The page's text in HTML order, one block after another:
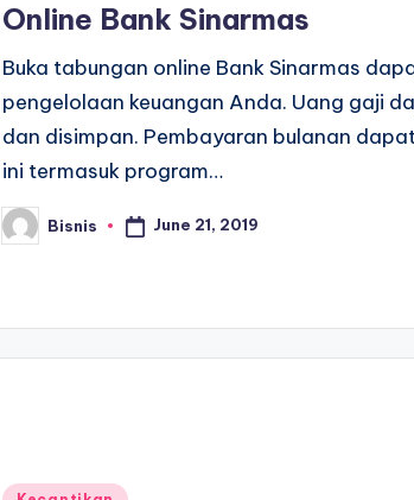
Online Bank Sinarmas
Buka tabungan online Bank Sinarmas
pengelolaan keuangan Anda. Uang gaji
dan disimpan. Pembayaran bulanan
ini termasuk program…
Posted
by
Bisnis June 21, 2019